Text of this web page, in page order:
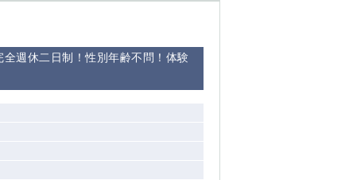
週休二日制！性別年齢不問！体験